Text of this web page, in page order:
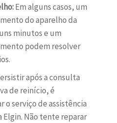
Em alguns casos, um
do aparelho da
minutos e um
podem resolver
após a consulta
de reinício, é
serviço de assistência
Não tente reparar